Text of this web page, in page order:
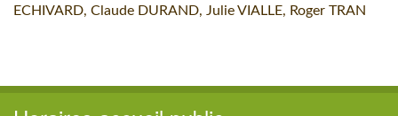
ECHIVARD, Claude DURAND, Julie VIALLE, Roger TRAN